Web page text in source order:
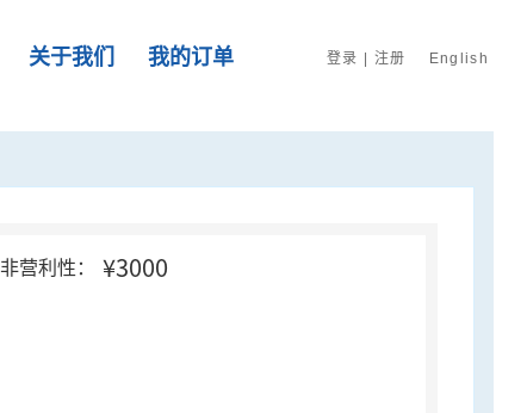
关于我们 我的订单 登录 | 注册 English
非营利性： ¥3000